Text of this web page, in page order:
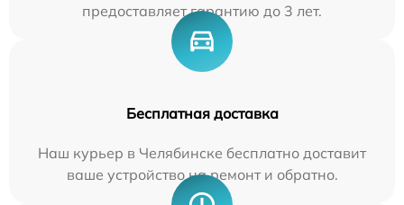
предоставляет гарантию до 3 лет.
Бесплатная доставка
Наш курьер в Челябинске бесплатно доставит
ваше устройство на ремонт и обратно.